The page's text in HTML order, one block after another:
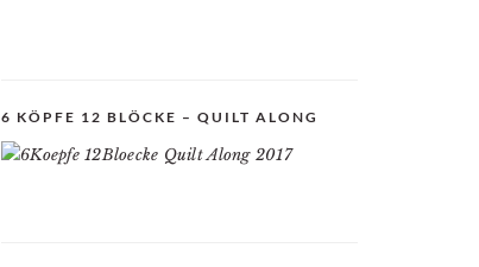
6 KÖPFE 12 BLÖCKE – QUILT ALONG